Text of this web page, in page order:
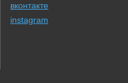
вконтакте
instagram